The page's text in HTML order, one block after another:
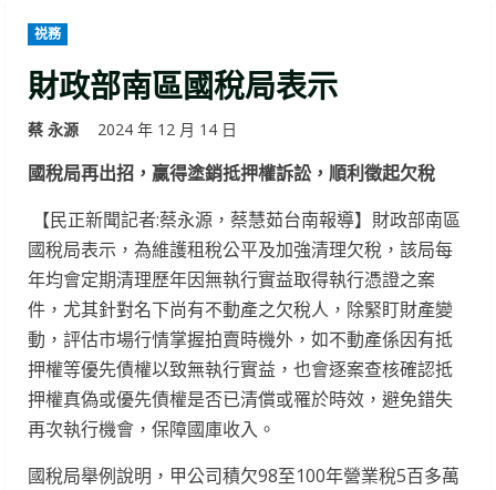
祱務
財政部南區國稅局表示
蔡 永源 2024 年 12 月 14 日
國稅局再出招，贏得塗銷抵押權訴訟，順利徵起欠稅
【民正新聞記者:蔡永源，蔡慧茹台南報導】財政部南區
國稅局表示，為維護租稅公平及加強清理欠稅，該局每
年均會定期清理歷年因無執行實益取得執行憑證之案
件，尤其針對名下尚有不動產之欠稅人，除緊盯財產變
動，評估市場行情掌握拍賣時機外，如不動產係因有抵
押權等優先債權以致無執行實益，也會逐案查核確認抵
押權真偽或優先債權是否已清償或罹於時效，避免錯失
再次執行機會，保障國庫收入。
國稅局舉例說明，甲公司積欠98至100年營業稅5百多萬